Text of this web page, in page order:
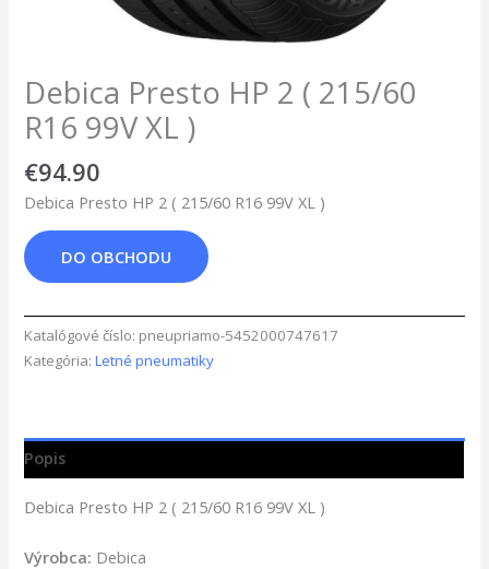
Debica Presto HP 2 ( 215/60
R16 99V XL )
€94.90
Debica Presto HP 2 ( 215/60 R16 99V XL )
DO OBCHODU
Katalógové číslo: pneupriamo-5452000747617
Kategória:Letné pneumatiky
Popis
Debica Presto HP 2 ( 215/60 R16 99V XL )
Výrobca: Debica